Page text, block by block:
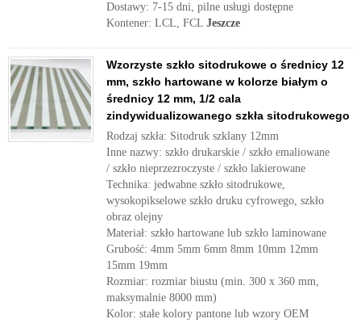
Dostawy: 7-15 dni, pilne usługi dostępne
Kontener: LCL, FCL Jeszcze
Wzorzyste szkło sitodrukowe o średnicy 12
mm, szkło hartowane w kolorze białym o
średnicy 12 mm, 1/2 cala
zindywidualizowanego szkła sitodrukowego
Rodzaj szkła: Sitodruk szklany 12mm
Inne nazwy: szkło drukarskie / szkło emaliowane
/ szkło nieprzezroczyste / szkło lakierowane
Technika: jedwabne szkło sitodrukowe,
wysokopikselowe szkło druku cyfrowego, szkło
obraz olejny
Materiał: szkło hartowane lub szkło laminowane
Grubość: 4mm 5mm 6mm 8mm 10mm 12mm
15mm 19mm
Rozmiar: rozmiar biustu (min. 300 x 360 mm,
maksymalnie 8000 mm)
Kolor: stałe kolory pantone lub wzory OEM